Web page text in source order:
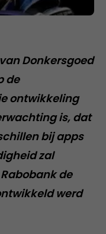
Donkersgoed
de
ontwikkeling
is, dat
bij apps
zal
de
werd